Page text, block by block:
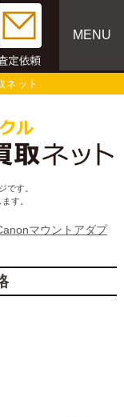
MENU
ネット
です。
す。
マウントアダプ